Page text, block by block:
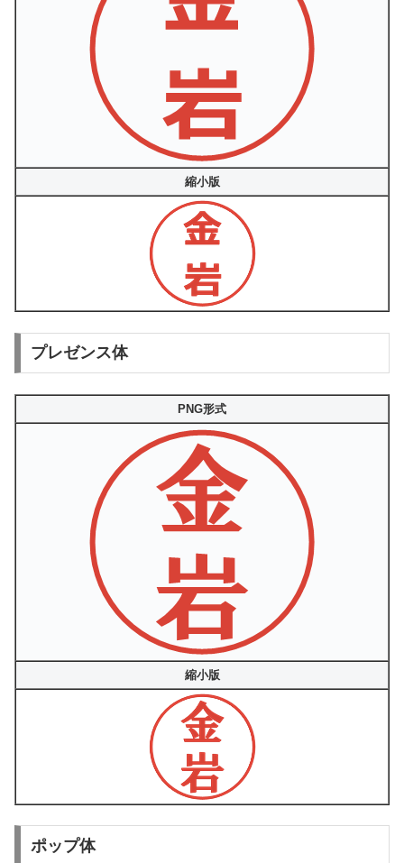
縮小版
プレゼンス体
PNG形式
縮小版
ポップ体